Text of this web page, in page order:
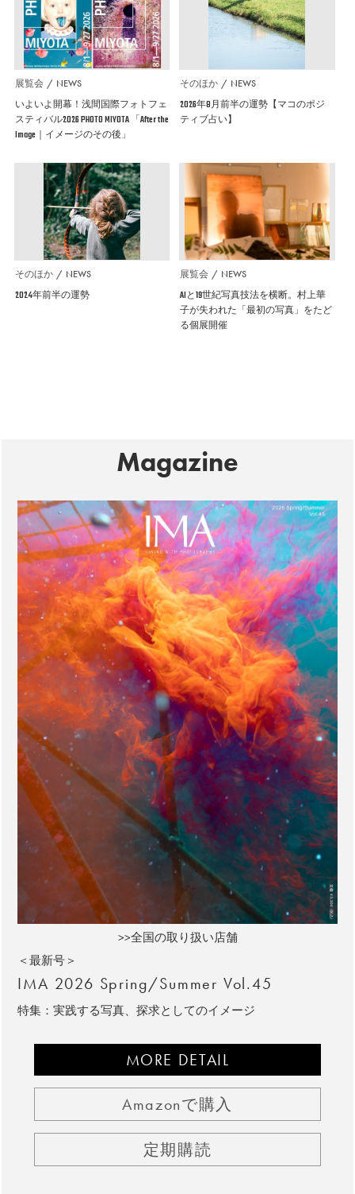
展覧会 NEWS
いよいよ開幕！浅間国際フォトフェ
スティバル2026 PHOTO MIYOTA 「After the
Image｜イメージのその後」
そのほか NEWS
2026年8月前半の運勢【マコのポジ
ティブ占い】
そのほか NEWS
2024年前半の運勢
展覧会 NEWS
AIと19世紀写真技法を横断。村上華
子が失われた「最初の写真」をたど
る個展開催
Magazine
>>全国の取り扱い店舗
＜最新号＞
IMA 2026 Spring/Summer Vol.45
特集：実践する写真、探求としてのイメージ
MORE DETAIL
Amazonで購入
定期購読